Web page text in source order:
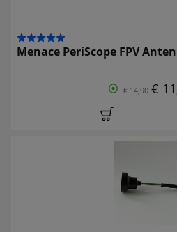
Menace PeriScope FPV
€ 14,90 €